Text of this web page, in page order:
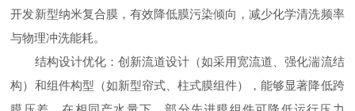
开发新型纳米复合膜，有效降低膜污染倾向，减少化学清洗频率
与物理冲洗能耗。
结构设计优化：创新流道设计（如采用宽流道、强化湍流结
构）和组件构型（如新型帘式、柱式膜组件），能够显著降低跨